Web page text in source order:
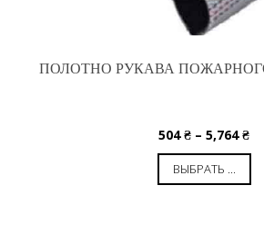
ПОЛОТНО РУКАВА
504₴ – 5,764₴
ВЫБРАТЬ ...